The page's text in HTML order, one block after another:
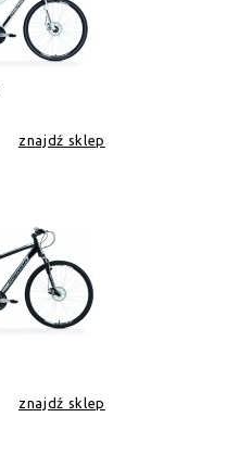
znajdź sklep
znajdź sklep